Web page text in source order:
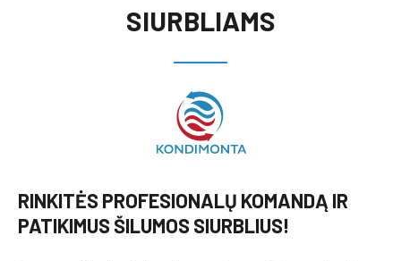
SIURBLIAMS
RINKITĖS PROFESIONALŲ KOMANDĄ IR
PATIKIMUS ŠILUMOS SIURBLIUS!